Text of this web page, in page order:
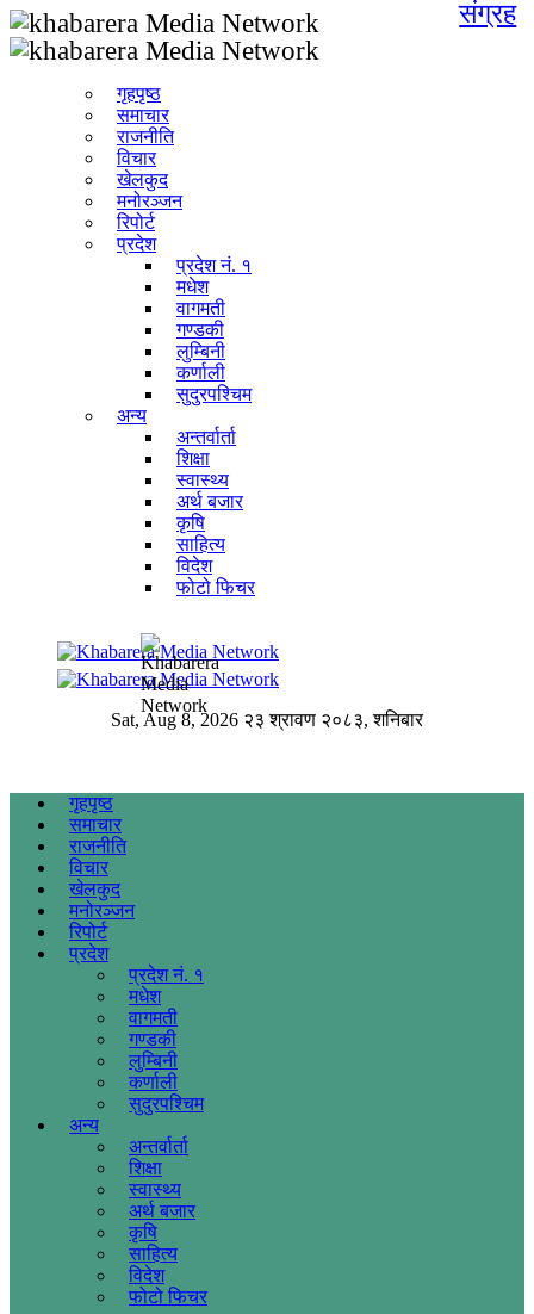
गृहपृष्ठ
समाचार
राजनीति
विचार
खेलकुद
मनोरञ्जन
रिपोर्ट
प्रदेश
प्रदेश नं. १
मधेश
वागमती
गण्डकी
लुम्बिनी
कर्णाली
सुदुरपश्चिम
अन्य
अन्तर्वार्ता
शिक्षा
स्वास्थ्य
अर्थ बजार
कृषि
साहित्य
विदेश
फोटो फिचर
Sat, Aug 8, 2026 २३ श्रावण २०८३, शनिबार
गृहपृष्ठ
समाचार
राजनीति
विचार
खेलकुद
मनोरञ्जन
रिपोर्ट
प्रदेश
प्रदेश नं. १
मधेश
वागमती
गण्डकी
लुम्बिनी
कर्णाली
सुदुरपश्चिम
अन्य
अन्तर्वार्ता
शिक्षा
स्वास्थ्य
अर्थ बजार
कृषि
साहित्य
विदेश
फोटो फिचर
संग्रह